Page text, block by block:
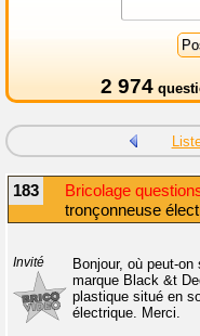
2 974
183 Bricolage
tronçonneuse
Invité
Bonjour, où peut-
marque Black &t
plastique situé en
électrique. Merci.